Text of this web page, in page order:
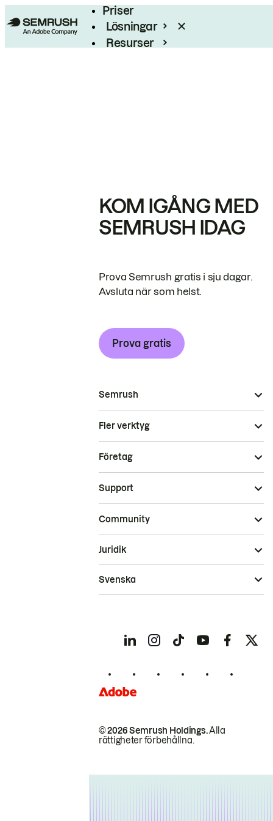
Priser
Lösningar
Resurser
KOM IGÅNG MED
SEMRUSH IDAG
Prova Semrush gratis i sju dagar.
Avsluta när som helst.
Prova gratis
Semrush
Fler verktyg
Företag
Support
Community
© 2026 Semrush Holdings.Alla
rättigheter förbehållna.
Juridik
Svenska